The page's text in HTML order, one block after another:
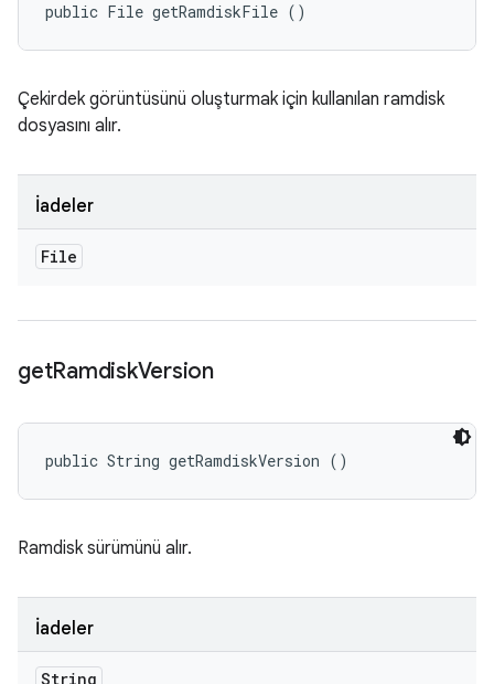
public File getRamdiskFile ()
Çekirdek görüntüsünü oluşturmak için kullanılan ramdisk
dosyasını alır.
İadeler
File
getRamdiskVersion
public String getRamdiskVersion ()
Ramdisk sürümünü alır.
İadeler
String